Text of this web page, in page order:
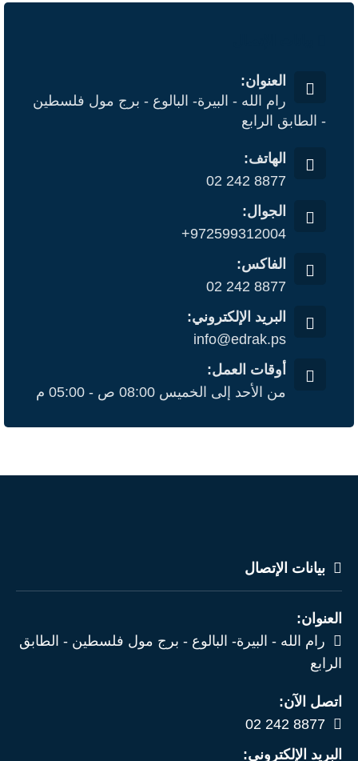
العنوان:
رام الله - البيرة- البالوع - برج مول فلسطين
- الطابق الرابع
الهاتف:
02 242 8877
الجوال:
+972599312004
الفاكس:
02 242 8877
البريد الإلكتروني:
info@edrak.ps
أوقات العمل:
من الأحد إلى الخميس 08:00 ص - 05:00 م
بيانات الإتصال
العنوان:
رام الله - البيرة- البالوع - برج مول فلسطين - الطابق
الرابع
اتصل الآن:
02 242 8877
البريد الإلكتروني: